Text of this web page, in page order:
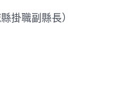
掛職副縣長）